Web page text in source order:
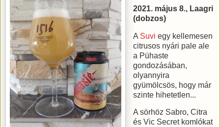
2021. május 8., Laagri
(dobzos)
A Suvi egy kellemesen
citrusos nyári pale ale
a Pühaste
gondozásában,
olyannyira
gyümölcsös, hogy már
szinte hihetetlen...
A sörhöz Sabro, Citra
és Vic Secret komlókat